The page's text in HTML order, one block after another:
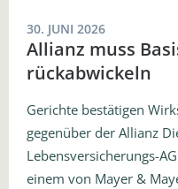
30. JUNI 2026
Allianz muss
rückabwickeln
Gerichte bestätigen
gegenüber der Allianz
Lebensversicherungs-
einem von Mayer &